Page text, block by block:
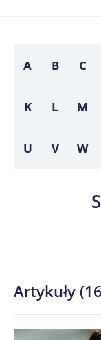
A B C
K L M
U V W
Artykuły (16